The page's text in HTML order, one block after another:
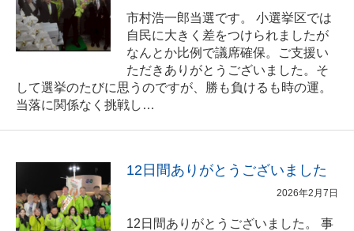
市村浩一郎当選です。 小選挙区では
自民に大きく差をつけられましたが
なんとか比例で議席確保。ご支援い
ただきありがとうございました。そ
して選挙のたびに思うのですが、勝も負けるも時の運。
当落に関係なく挑戦し…
12日間ありがとうございました
2026年2月7日
12日間ありがとうございました。 事